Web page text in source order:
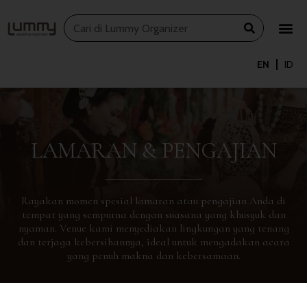
to
Search
EN ID
LAMARAN & PENGAJIAN
Rayakan momen spesial lamaran atau pengajian Anda di
tempat yang sempurna dengan suasana yang khusyuk dan
nyaman. Venue kami menyediakan lingkungan yang tenang
dan terjaga kebersihannya, ideal untuk mengadakan acara
yang penuh makna dan kebersamaan.